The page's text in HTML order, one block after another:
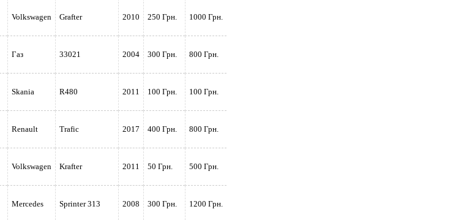
Volkswagen Grafter 2010 250 Грн. 1000 Грн.
Газ 33021 2004 300 Грн. 800 Грн.
Skania R480 2011 100 Грн. 100 Грн.
Renault Trafic 2017 400 Грн. 800 Грн.
Volkswagen Krafter 2011 50 Грн. 500 Грн.
Mercedes Sprinter 313 2008 300 Грн. 1200 Грн.